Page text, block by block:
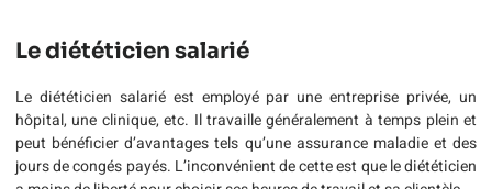
Le diététicien salarié
Le diététicien salarié est employé par une entreprise privée, un
hôpital, une clinique, etc. Il travaille généralement à temps plein et
peut bénéficier d’avantages tels qu’une assurance maladie et des
jours de congés payés. L’inconvénient de cette est que le diététicien